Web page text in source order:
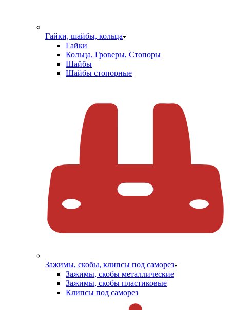
Гайки, шайбы, кольца
Гайки
Кольца, Гроверы, Стопоры
Шайбы
Шайбы стопорные
Зажимы, скобы, клипсы под саморез
Зажимы, скобы металлические
Зажимы, скобы пластиковые
Клипсы под саморез